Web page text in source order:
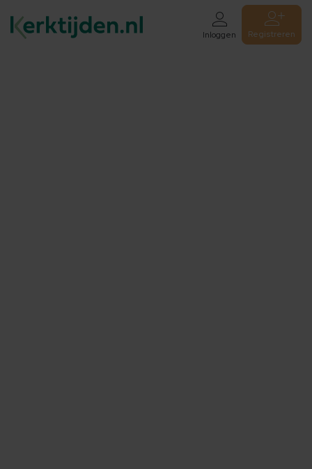
Inloggen Registreren